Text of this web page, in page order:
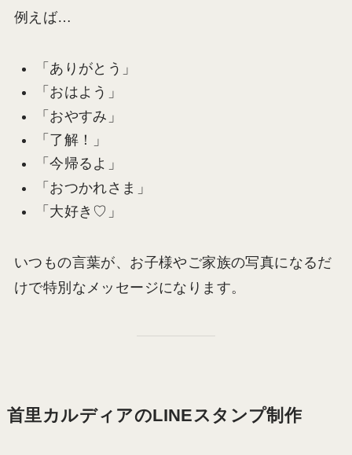
例えば…
「ありがとう」
「おはよう」
「おやすみ」
「了解！」
「今帰るよ」
「おつかれさま」
「大好き♡」
いつもの言葉が、お子様やご家族の写真になるだ
けで特別なメッセージになります。
首里カルディアのLINEスタンプ制作